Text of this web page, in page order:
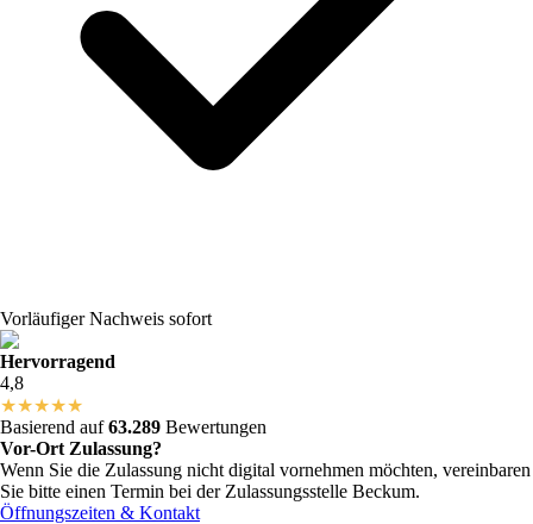
Vorläufiger Nachweis sofort
Hervorragend
4,8
★★★★★
Basierend auf63.289 Bewertungen
Vor-Ort Zulassung?
Wenn Sie die Zulassung nicht digital vornehmen möchten, vereinbaren
Sie bitte einen Termin bei der Zulassungsstelle Beckum.
Öffnungszeiten & Kontakt